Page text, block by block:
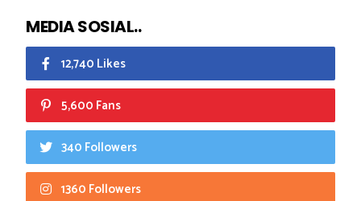
MEDIA SOSIAL..
12,740 Likes
5,600 Fans
340 Followers
1360 Followers